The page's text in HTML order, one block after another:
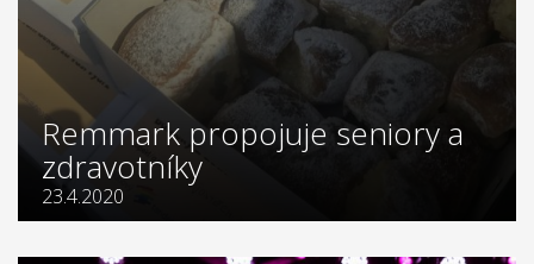
Remmark propojuje seniory a
zdravotníky
23.4.2020